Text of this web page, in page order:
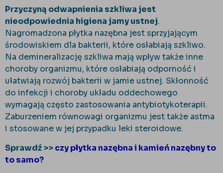
Przyczyną odwapnienia szkliwa jest
nieodpowiednia higiena jamy ustnej.
Nagromadzona płytka nazębna jest sprzyjającym
środowiskiem dla bakterii, które osłabiają szkliwo.
Na demineralizację szkliwa mają wpływ także inne
choroby organizmu, które osłabiają odporność i
ułatwiają rozwój bakterii w jamie ustnej. Skłonność
do infekcji i choroby układu oddechowego
wymagają często zastosowania antybiotykoterapii.
Zaburzeniem równowagi organizmu jest także astma
i stosowane w jej przypadku leki steroidowe.
Sprawdź >> czy płytka nazębna i kamień nazębny to
to samo?